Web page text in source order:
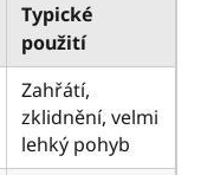
Typické
použití
Zahřátí,
zklidnění, velmi
lehký pohyb